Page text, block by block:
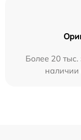
Более 20 тыс.
наличии